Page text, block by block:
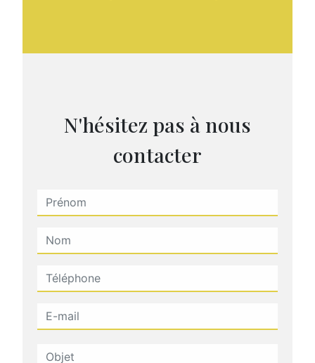
N'hésitez pas à nous
contacter